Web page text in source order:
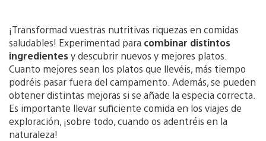
¡Transformad vuestras nutritivas riquezas en comidas
saludables! Experimentad para combinar distintos
ingredientesy descubrir nuevos y mejores platos.
Cuanto mejores sean los platos que llevéis, más tiempo
podréis pasar fuera del campamento. Además, se pueden
obtener distintas mejoras si se añade la especia correcta.
Es importante llevar suficiente comida en los viajes de
exploración, ¡sobre todo, cuando os adentréis en la
naturaleza!